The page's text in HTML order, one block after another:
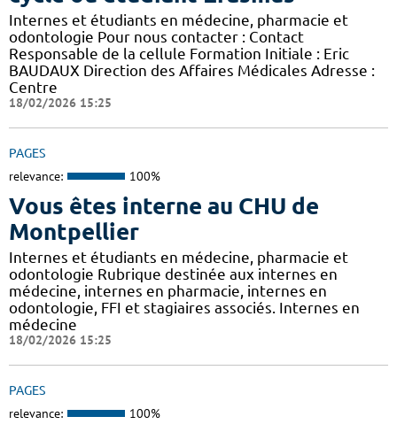
Internes et étudiants en médecine, pharmacie et
odontologie Pour nous contacter : Contact
Responsable de la cellule Formation Initiale : Eric
BAUDAUX Direction des Affaires Médicales Adresse :
Centre
18/02/2026 15:25
PAGES
relevance: 100%
Vous êtes interne au CHU de
Montpellier
Internes et étudiants en médecine, pharmacie et
odontologie Rubrique destinée aux internes en
médecine, internes en pharmacie, internes en
odontologie, FFI et stagiaires associés. Internes en
médecine
18/02/2026 15:25
PAGES
relevance: 100%